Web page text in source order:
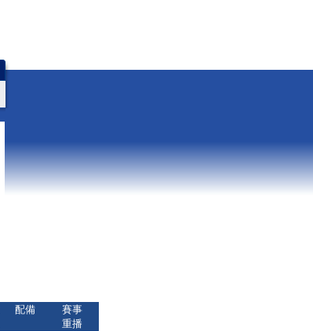
配備
賽事
重播